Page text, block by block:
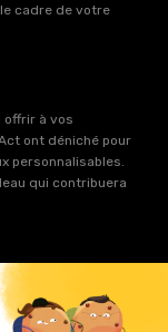
cadre de votre
offrir à vos
ont déniché pour
personnalisables.
qui contribuera
valeurs ? Ca
sur Good Act